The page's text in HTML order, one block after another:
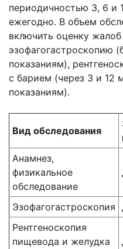
периодичностью 3, 6 и
ежегодно. В объем
включить оценку
эзофагогастроскопию
показаниям),
с барием (через 3 и 12
показаниям).
Вид обследования
Анамнез,
физикальное
обследование
Эзофагогастроскопия
Рентгеноскопия
пищевода и желудка